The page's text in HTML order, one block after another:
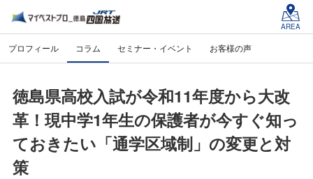
AREA
プロフィール コラム セミナー・イベント お客様の声
徳島県高校入試が令和11年度から大改
革！現中学1年生の保護者が今すぐ知っ
ておきたい「通学区域制」の変更と対
策